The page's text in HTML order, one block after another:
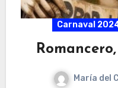
Carnaval
María del